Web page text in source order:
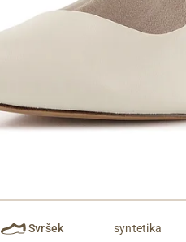
Svršek syntetika